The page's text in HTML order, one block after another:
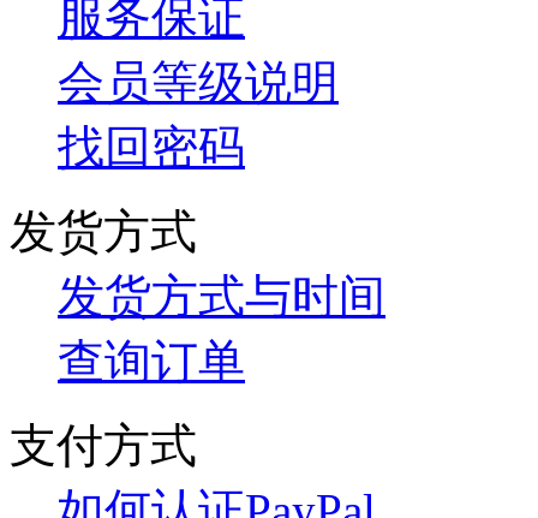
服务保证
会员等级说明
找回密码
发货方式
发货方式与时间
查询订单
支付方式